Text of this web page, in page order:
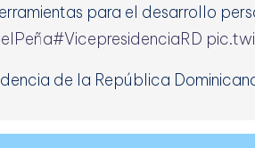
para el desarrollo
#VicepresidenciaRD
de la República